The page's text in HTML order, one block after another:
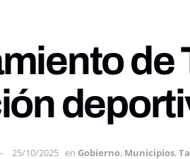
de
25/10/2025 en Gobierno, Municipios,